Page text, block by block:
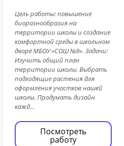
Цель работы: повышение
биоразнообразия на
территории школы и создание
комфортной среды в школьном
дворе МБОУ «СОШ №9». Задачи:
Изучить общий план
территории школы. Выбрать
подходящие растения для
оформления участков нашей
школы. Продумать дизайн
кажд…
Посмотреть
работу